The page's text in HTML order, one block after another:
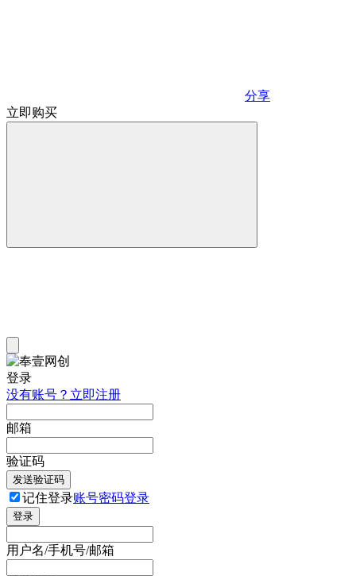
分享
立即购买
登录
没有账号？立即注册
邮箱
验证码
发送验证码
记住登录账号密码登录
登录
用户名/手机号/邮箱